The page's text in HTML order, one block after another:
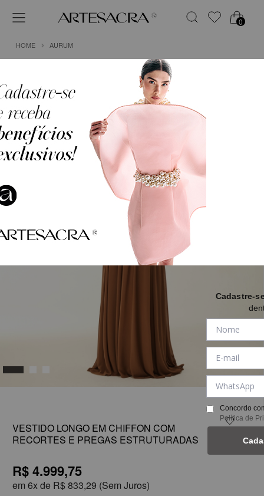
0
HOME AURUM
1
VESTIDO LONGO EM CHIFFON COM
RECORTES E PREGAS ESTRUTURADAS
R$ 4.999,75
em 6x de R$ 833,29 (Sem Juros)
Cadastre-
Concordo
Política de